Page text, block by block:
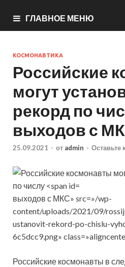
ГЛАВНОЕ МЕНЮ
КОСМОНАВТИКА
Российские
могут
рекорд по
выходов с
25.09.2021 - от admin - Оставьте
выходов с МКС» src=»/wp-
content/uploads/2021/09/
ustanovit-rekord-po-chislu-
6c5dcc9.png»
Российские космонавты в